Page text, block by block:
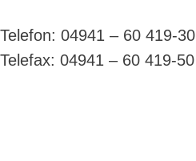
Telefon: 04941 – 60 419-30
Telefax: 04941 – 60 419-50